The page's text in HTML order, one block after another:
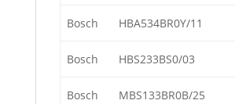
Bosch HBA534BR0Y/11
Bosch HBS233BS0/03
Bosch MBS133BR0B/25